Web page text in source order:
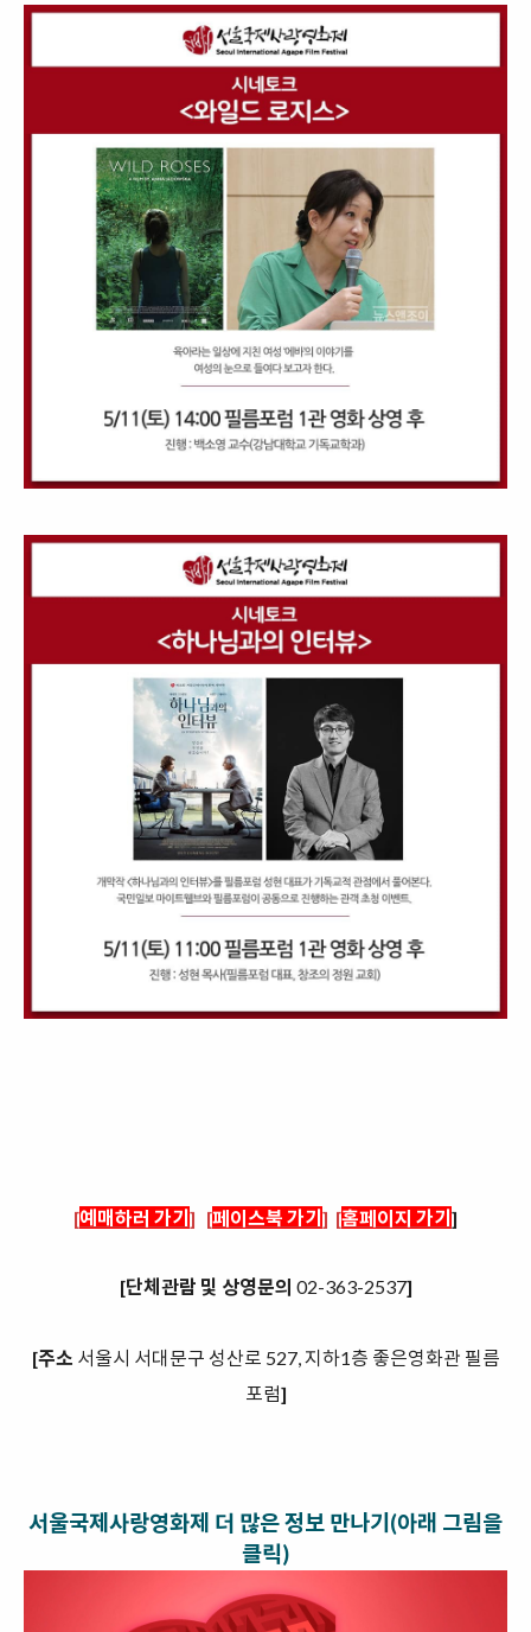
[예매하러 가기] [페이스북 가기] [홈페이지 가기]
[단체관람 및 상영문의 02-363-2537]
[주소 서울시 서대문구 성산로 527, 지하1층 좋은영화관 필름
포럼]
서울국제사랑영화제 더 많은 정보 만나기(아래 그림을
클릭)